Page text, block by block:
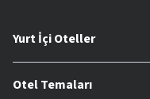
Yurt İçi Oteller
Otel Temaları